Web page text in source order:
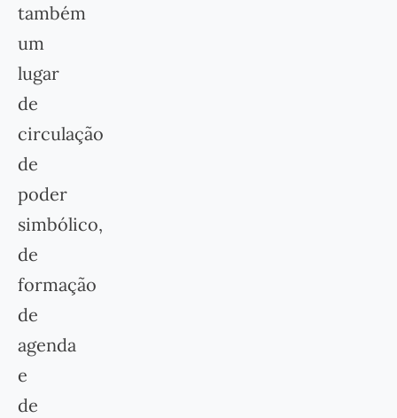
também
um
lugar
de
circulação
de
poder
simbólico,
de
formação
de
agenda
e
de